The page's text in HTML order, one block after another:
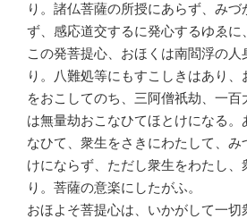
り。諸仏菩薩の所授にあらず、みづ
ず、感応道交するに発心するゆゑに
この発菩提心、おほくは南閻浮の人
り。八難処等にもすこしきはあり
をおこしてのち、三阿僧祇劫、一百
は無量劫おこなひてほとけになる。
なひて、衆生をさきにわたして、み
けにならず、ただし衆生をわたし、
り。菩薩の意楽にしたがふ。
おほよそ菩提心は、いかがして一切